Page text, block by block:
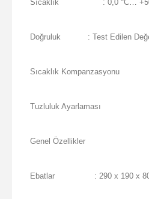
Sıcaklık : 0,0 °C…
Doğruluk : Test Edilen
Sıcaklık Kompanzasyonu
Tuzluluk Ayarlaması
Genel Özellikler
Ebatlar : 290 x 190 x